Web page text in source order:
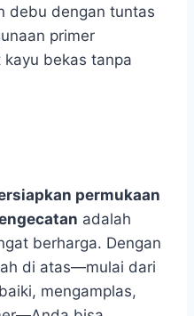
debu dengan tuntas
primer
kayu bekas tanpa
permukaan
adalah
berharga. Dengan
di atas—mulai dari
mengamplas,